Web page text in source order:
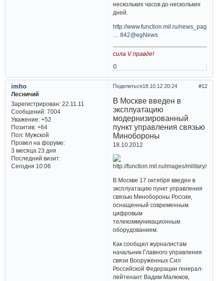
нескольких часов до нескольких
дней.
http://www.function.mil.ru/news_page/
… 842@egNews
сила V правде!
0
Поделиться 12
18.10.12 20:24
imho
Лесничий
Зарегистрирован: 22.11.11
Сообщений:7004
Уважение: +52
Позитив: +64
Пол:Мужской
Провел на форуме:
3 месяца 23 дня
Последний визит:
Сегодня 10:06
В Москве введен в
эксплуатацию
модернизированный
пункт управления связью
Минобороны
18.10.2012
В Москве 17 октября введен в
эксплуатацию пункт управления
связью Минобороны России,
оснащенный современным
цифровым
телекоммуникационным
оборудованием.
Как сообщил журналистам
начальник Главного управления
связи Вооруженных Сил
Российской Федерации генерал-
лейтенант Вадим Малюков,